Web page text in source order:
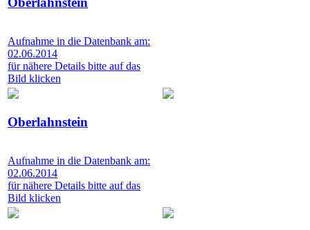
Aufnahme in die Datenbank am:
02.06.2014
für nähere Details bitte auf das
Bild klicken
Oberlahnstein
Aufnahme in die Datenbank am:
02.06.2014
für nähere Details bitte auf das
Bild klicken